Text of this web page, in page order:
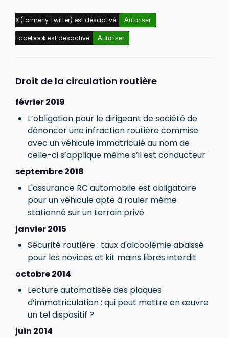
X (formerly Twitter) est désactivé. Autoriser
Facebook est désactivé. Autoriser
Droit de la circulation routière
février 2019
L’obligation pour le dirigeant de société de
dénoncer une infraction routière commise
avec un véhicule immatriculé au nom de
celle-ci s’applique même s’il est conducteur
septembre 2018
L'assurance RC automobile est obligatoire
pour un véhicule apte à rouler même
stationné sur un terrain privé
janvier 2015
Sécurité routière : taux d'alcoolémie abaissé
pour les novices et kit mains libres interdit
octobre 2014
Lecture automatisée des plaques
d’immatriculation : qui peut mettre en œuvre
un tel dispositif ?
juin 2014